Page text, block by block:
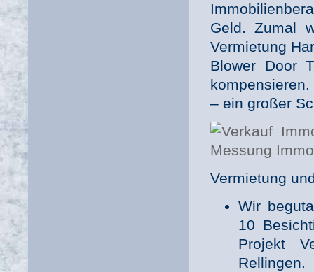
Geld. Zumal
Vermietung
Blower Door
– ein großer
Vermietung
Wir
10
Projekt